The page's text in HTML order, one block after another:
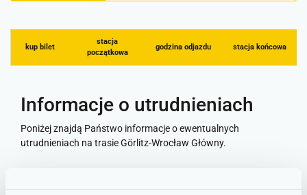
stacja
początkowa
godzina odjazdu stacja końcowa
kup bilet
Informacje o utrudnieniach
Poniżej znajdą Państwo informacje o ewentualnych
utrudnieniach na trasie Görlitz-Wrocław Główny.
Stan linii - informacje o utrudnieniach